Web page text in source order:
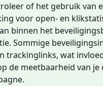
of het gebruik van
voor open- en
binnen het
Sommige
trackinglinks, wat
de meetbaarheid van je